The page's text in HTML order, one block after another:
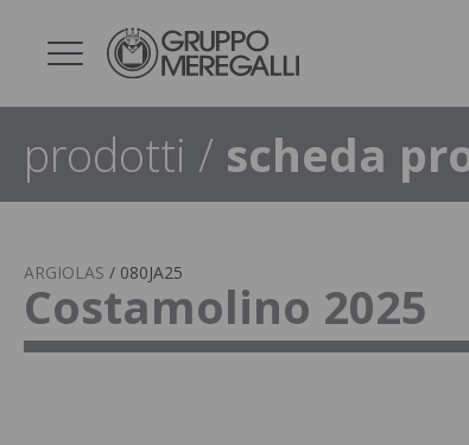
prodotti / scheda
ARGIOLAS / 080JA25
Costamolino 2025